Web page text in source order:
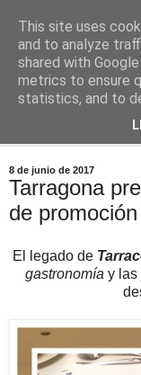
Comoju
La Cocina del Día
8 de junio de 2017
Tarragona
de
El legado de
gastronomía y las
This site uses
and to analyze
shared with
metrics to ensure
statistics, and to